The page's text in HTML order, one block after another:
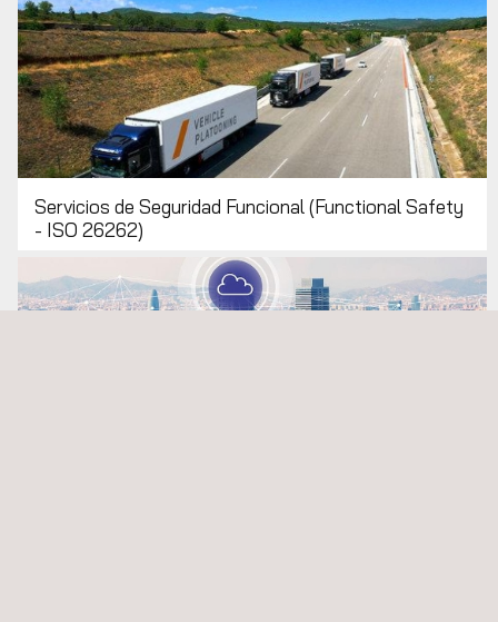
Servicios de Seguridad Funcional (Functional Safety
- ISO 26262)